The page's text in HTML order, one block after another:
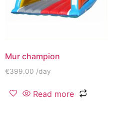
Mur champion
€399.00 /day
Read more